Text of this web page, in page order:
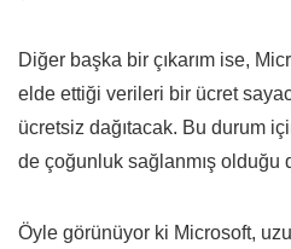
Diğer başka bir çıkarım ise,
elde ettiği verileri bir ücret
ücretsiz dağıtacak. Bu durum
de çoğunluk sağlanmış olduğu
Öyle görünüyor ki Microsoft,